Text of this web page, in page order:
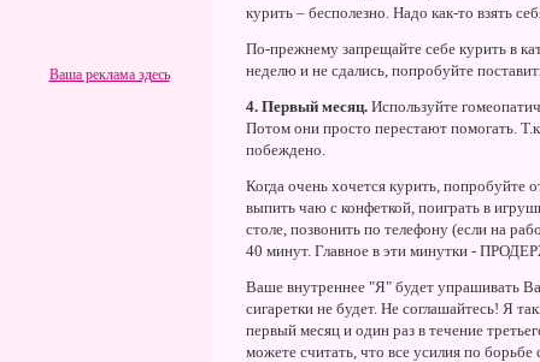
Ваша реклама здесь
курить – бесполезно. Надо как-то взять
По-прежнему запрещайте себе курить в
неделю и не сдались, попробуйте
4. Первый месяц. Используйте
Потом они просто перестают помогать.
побеждено.
Когда очень хочется курить, попробуйте
выпить чаю с конфеткой, поиграть в
столе, позвонить по телефону (если на
40 минут. Главное в эти минутки -
Ваше внутреннее "Я" будет упрашивать
сигаретки не будет. Не соглашайтесь! Я
первый месяц и один раз в течение
можете считать, что все усилия по